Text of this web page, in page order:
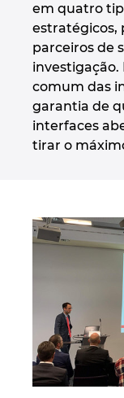
em quatro
estratégicos,
parceiros de
comum das
garantia de
interfaces
tirar o
New Zealand
Norway
Peru
Philippines
Portugal
Serbia
Singapore